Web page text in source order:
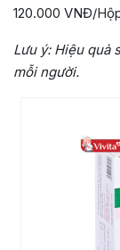
120.000 VNĐ/
Lưu ý: Hiệu quả
mỗi người.